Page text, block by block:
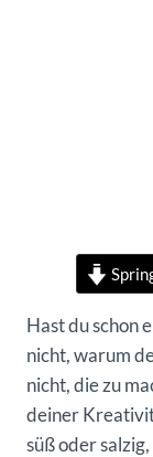
Hast du schon
nicht, warum
nicht, die zu
deiner
süß oder